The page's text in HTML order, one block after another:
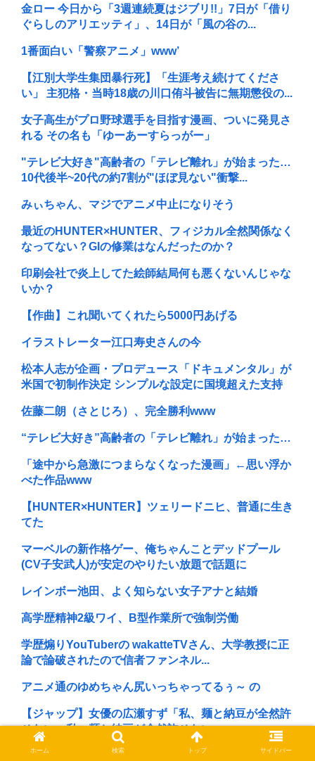
金ロー 今日から「3週連続夏はジブリ!!」7日が「借り
ぐらしのアリエッティ」、14日が「風の谷の...
1番面白い「警察アニメ」www’
【江別大学生集団暴行死】「生涯考え続けてくださ
い」 主犯格・当時18歳の川口侑斗被告に無期懲役の...
女子高生がプロ野球選手を目指す漫画、ついに発見さ
れる その名も「ゆーあーすらっがー」
"テレビ大好き"高齢者の「テレビ離れ」が始まった…
10代後半~20代の約7割が"ほぼ見ない"衝撃...
みぃちゃん、マジでアニメ中止になりそう
最近のHUNTER×HUNTER、フィジカル全然関係なく
なってない？GIの修業はなんだったのか？
印刷会社で炎上してた絵師結局何も悪くないんじゃな
いか？
【作曲】これ聞いてくれたら5000円あげる
イラストレーター江口寿史さんの今
松本人志が企画・プロデュース「ドキュメンタル」が
米国で初制作決定 シンプルな設定に国境超えた支持
佐藤二朗（さとじろ）、完全勝利www
“テレビ大好き”高齢者の「テレビ離れ」が始まった…
「途中から急激につまらなくなった漫画」←思い浮か
べた作品www
【HUNTER×HUNTER】ツェリードニヒ、普通に生き
てた
マーベルの新作格ゲー、俺ちゃんことデッドプール
(CV子安武人)が安定のやりたい放題で話題に
レインボー池田、よく知らない女子アナと結婚
高学歴精神2級ワイ、B型作業所で強制労働
学歴煽りYouTuberの wakatteTVさん、大学教授に正
論で論破されたので信者ファンネル...
アニメ通のゆめちゃん尻いっちゃってるぅ～ の
【ジャップ】女優の広瀬すず「私、麺と納豆が全然許
せない。私、麺と納豆が全然許せない 」
北斗晶、北海道大学生暴行死で無期懲役判決に 「若年
ホーム 検索 トップ サイドバー